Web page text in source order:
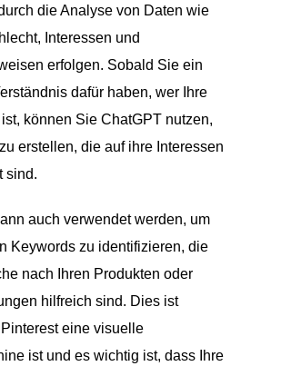
die Analyse von Daten wie
Interessen und
erfolgen. Sobald Sie ein
dafür haben, wer Ihre
können Sie ChatGPT nutzen,
erstellen, die auf ihre Interessen
sind.
auch verwendet werden, um
Keywords zu identifizieren, die
nach Ihren Produkten oder
hilfreich sind. Dies ist
eine visuelle
ist und es wichtig ist, dass Ihre